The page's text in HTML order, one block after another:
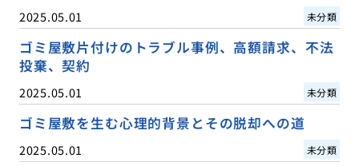
2025.05.01 未分類
ゴミ屋敷片付けのトラブル事例、高額請求、不法
投棄、契約
2025.05.01 未分類
ゴミ屋敷を生む心理的背景とその脱却への道
2025.05.01 未分類